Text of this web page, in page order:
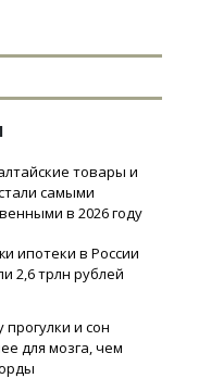
товары и
самыми
в 2026 году
ипотеки в России
2,6 трлн рублей
и сон
для мозга, чем